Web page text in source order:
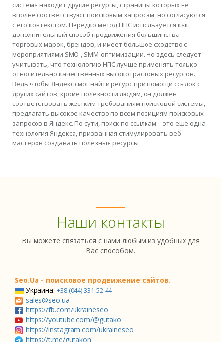
система находит другие ресурсы, страницы которых не
вполне соответствуют поисковым запросам, но согласуются
с его контекстом. Нередко метод НПС используется как
дополнительный способ продвижения большинства
торговых марок, брендов, и имеет большое сходство с
мероприятиями SMO-, SMM-оптимизации. Но здесь следует
учитывать, что технологию НПС лучше применять только
относительно качественных высокотрастовых ресурсов.
Ведь чтобы Яндекс смог найти ресурс при помощи ссылок с
других сайтов, кроме полезности людям, он должен
соответствовать жестким требованиям поисковой системы,
предлагать высокое качество по всем позициям поисковых
запросов в Яндекс. По сути, поиск по ссылкам – это еще одна
технология Яндекса, призванная стимулировать веб-
мастеров создавать полезные ресурсы
Наши контакты
Вы можете связаться с нами любым из удобных для
Вас способом.
Seo.Ua - поисковое продвижение сайтов.
Украина: +38 (044) 331-52-44
sales@seo.ua
https://fb.com/ukraineseo
https://youtube.com/@gutako
https://instagram.com/ukraineseo
https://t.me/gutakon